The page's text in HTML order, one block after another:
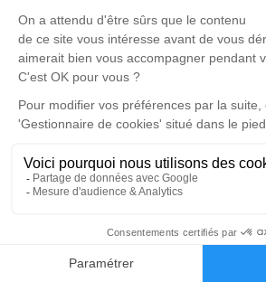
Faire-part
-MISE EN BIERE au funérarium PFG à
1 rue du Docteur Roux
95600 EAUBONNE
- FERMETURE DU CERCUEIL à 10h15
27, rue Georges Melies
95240 Cormeilles-en-Parisis.
Dan le caveau de la famille tran van
jeudi 8 février 2024 à 16h
au cimetière nouveau